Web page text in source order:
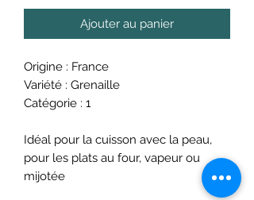
Ajouter au panier
Origine : France
Variété : Grenaille
Catégorie : 1
Idéal pour la cuisson avec la peau,
pour les plats au four, vapeur ou
mijotée